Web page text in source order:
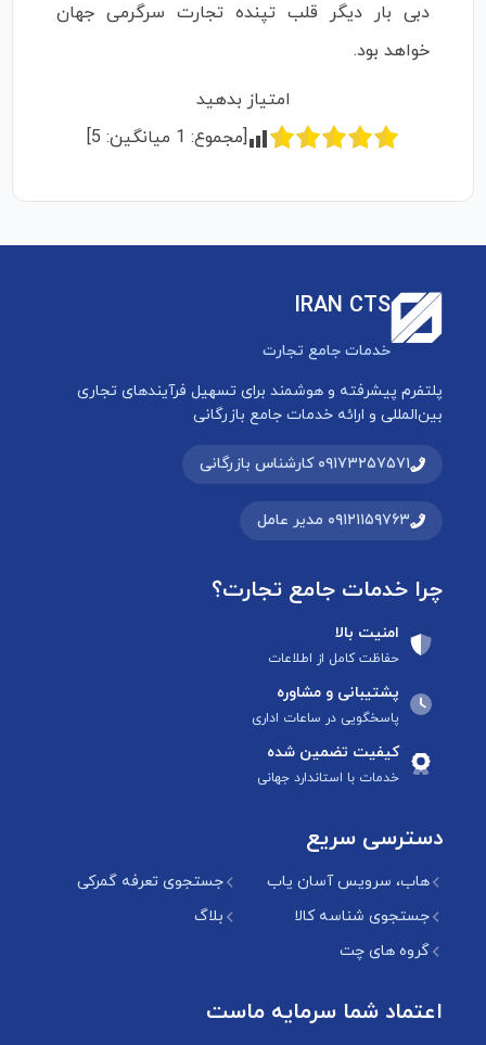
دبی بار دیگر قلب تپنده تجارت سرگرمی جهان
خواهد بود.
امتیاز بدهید
[مجموع: 1 میانگین: 5
]
IRAN CTS
خدمات جامع تجارت
پلتفرم پیشرفته و هوشمند برای تسهیل فرآیندهای تجاری
بین‌المللی و ارائه خدمات جامع بازرگانی
۰۹۱۷۳۲۵۷۵۷۱ کارشناس بازرگانی
۰۹۱۲۱۱۵۹۷۶۳ مدیر عامل
چرا خدمات جامع تجارت؟
امنیت بالا
حفاظت کامل از اطلاعات
پشتیبانی و مشاوره
پاسخگویی در ساعات اداری
کیفیت تضمین شده
خدمات با استاندارد جهانی
دسترسی سریع
هاب، سرویس آسان یاب
جستجوی تعرفه گمرکی
جستجوی شناسه کالا
بلاگ
گروه های چت
اعتماد شما سرمایه ماست